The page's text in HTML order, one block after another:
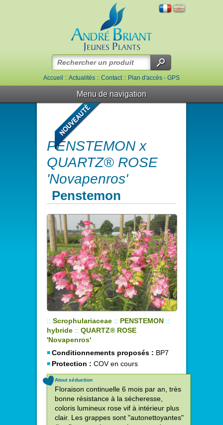
Accueil::Actualités::Contact::Plan d'accès - GPS
Menu de navigation
PENSTEMON x
QUARTZ® ROSE
'Novapenros'
Penstemon
:: Scrophulariaceae :: PENSTEMON ::
hybride :: QUARTZ® ROSE
'Novapenros'
Conditionnements proposés : BP7
Protection : COV en cours
Atout séduction
Floraison continuelle 6 mois par an, très
bonne résistance à la sécheresse,
coloris lumineux rose vif à intérieur plus
clair. Les grappes sont "autonettoyantes"